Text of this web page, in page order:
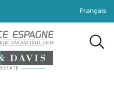
Français